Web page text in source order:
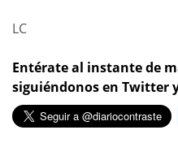
LC
Entérate al instante de
siguiéndonos en Twitter